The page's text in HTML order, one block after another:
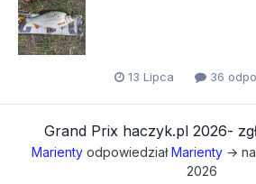
13 Lipca 36
Grand Prix haczyk.pl 2026-
MarientyodpowiedziałMarienty→ na
2026